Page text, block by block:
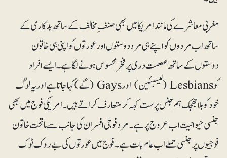
مغربی معاشرے کی مانند امریکا میں بھی صنفِ مخالف کے ساتھ بدکاری کے
ساتھ اب مردوں کو اپنے ہی مرد دوستوں اور عورتوں کو اپنی ہی خاتون
دوستوں کے ساتھ عصمت دری پر فخر محسوس ہونے لگا ہے۔ ایسے افراد
کو Lesbians (لیسبئین) اور Gays (گے)کہا جاتا ہے اور یہ لوگ
خود کو بلاجھجک ہم جنس پرست کہہ کر متعارف کراتے ہیں۔ امریکی فوج میں بھی
جنسی حیوانیت اب عروج پر ہے۔ مرد فوجی افسران کی جانب سے ماتحت خاتون
فوجیوں پر جنسی حملے اب عام بات ہے۔ فوج میں عورتوں کی بے روک ٹوک